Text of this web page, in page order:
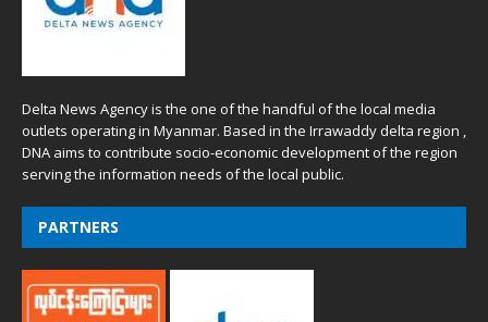
Delta News Agency is the one of the handful of the local media
outlets operating in Myanmar. Based in the Irrawaddy delta region ,
DNA aims to contribute socio-economic development of the region
serving the information needs of the local public.
PARTNERS